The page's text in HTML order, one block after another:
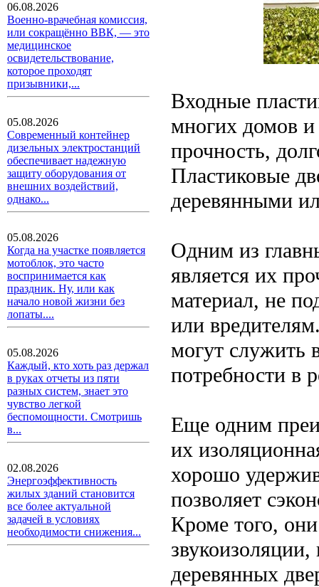
06.08.2026
Военно-врачебная комиссия,
или сокращённо ВВК, — это
медицинское
освидетельствование,
которое проходят
призывники,...
05.08.2026
Современный контейнер
дизельных электростанций
обеспечивает надежную
защиту оборудования от
внешних воздействий,
однако...
05.08.2026
Когда на участке появляется
мотоблок, это часто
воспринимается как
праздник. Ну, или как
начало новой жизни без
лопаты....
05.08.2026
Каждый, кто хоть раз держал
в руках отчеты из пяти
разных систем, знает это
чувство легкой
беспомощности. Смотришь
в...
02.08.2026
Энергоэффективность
жилых зданий становится
все более актуальной
задачей в условиях
необходимости снижения...
Входные
многих домов и
прочность,
Пластиковые
деревянными
Одним из
является их
материал, не
или
могут служить
потребности в
Еще одним
их
хорошо
позволяет
Кроме того,
деревянных